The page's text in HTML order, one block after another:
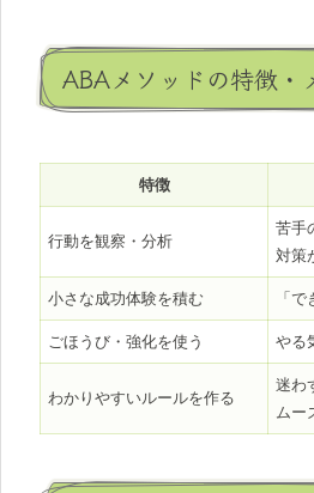
ABAメソッドの特徴・
特徴
行動を観察・分析
苦手
対策
小さな成功体験を積む 「
ごほうび・強化を使う やる
わかりやすいルールを作る
迷わ
ムー